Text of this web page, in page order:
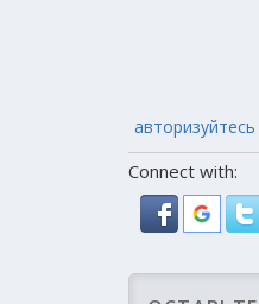
авторизуйтесь
Connect with: